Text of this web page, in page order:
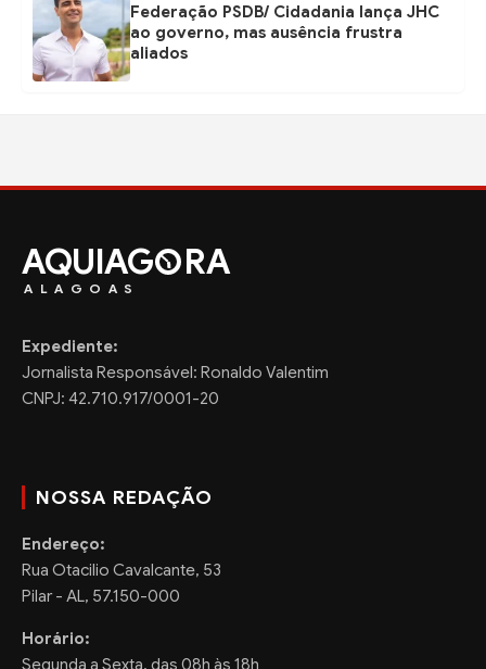
Federação PSDB/ Cidadania lança JHC
ao governo, mas ausência frustra
aliados
AQUIAG RA
ALAGOAS
Expediente:
Jornalista Responsável: Ronaldo Valentim
CNPJ: 42.710.917/0001-20
NOSSA REDAÇÃO
Endereço:
Rua Otacilio Cavalcante, 53
Pilar - AL, 57.150-000
Horário:
Segunda a Sexta, das 08h às 18h